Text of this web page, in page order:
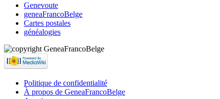
Genevoute
geneaFrancoBelge
Cartes postales
généalogies
Politique de confidentialité
À propos de GeneaFrancoBelge